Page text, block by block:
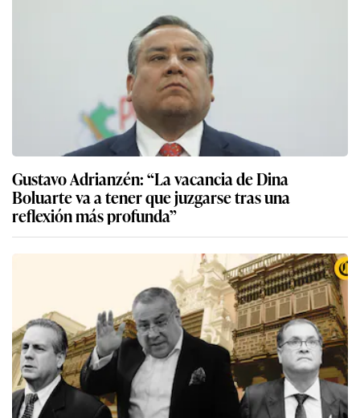
Gustavo Adrianzén: “La vacancia de Dina
Boluarte va a tener que juzgarse tras una
reflexión más profunda”